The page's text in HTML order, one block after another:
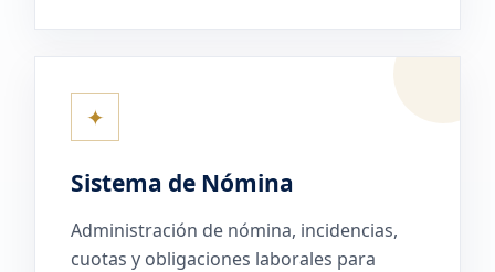
✦
Sistema de Nómina
Administración de nómina, incidencias,
cuotas y obligaciones laborales para